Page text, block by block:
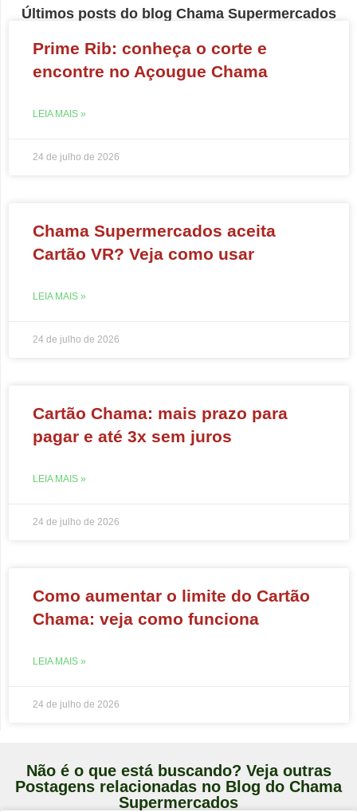
Últimos posts do blog Chama Supermercados
Prime Rib: conheça o corte e
encontre no Açougue Chama
LEIA MAIS »
24 de julho de 2026
Chama Supermercados aceita
Cartão VR? Veja como usar
LEIA MAIS »
24 de julho de 2026
Cartão Chama: mais prazo para
pagar e até 3x sem juros
LEIA MAIS »
24 de julho de 2026
Como aumentar o limite do Cartão
Chama: veja como funciona
LEIA MAIS »
24 de julho de 2026
Não é o que está buscando? Veja outras
Postagens relacionadas no Blog do Chama
Supermercados